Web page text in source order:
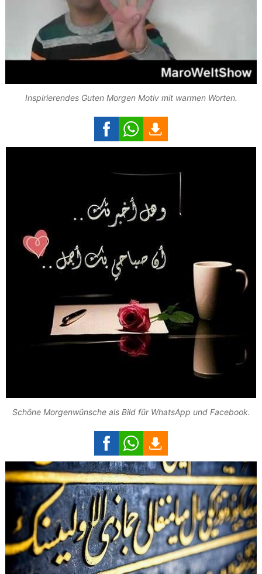
Inspirierendes Guten Morgen Motiv mit warmen Worten.
Schöne Morgenwünsche als Bild für WhatsApp und Facebook.